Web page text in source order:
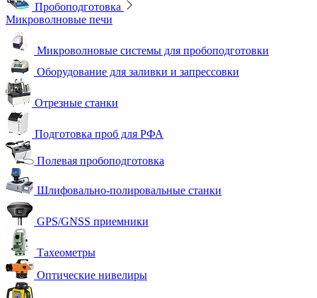
Пробоподготовка
Микроволновые печи
Микроволновые системы для пробоподготовки
Оборудование для заливки и запрессовки
Отрезные станки
Подготовка проб для РФА
Полевая пробоподготовка
Шлифовально-полировальные станки
GPS/GNSS приемники
Тахеометры
Оптические нивелиры